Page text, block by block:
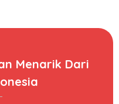
Menarik Dari